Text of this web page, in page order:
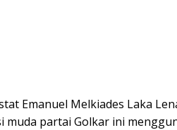
Emanuel Melkiades Laka
partai Golkar ini